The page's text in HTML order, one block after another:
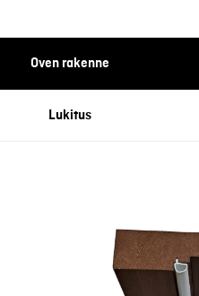
Oven rakenne
Lukitus